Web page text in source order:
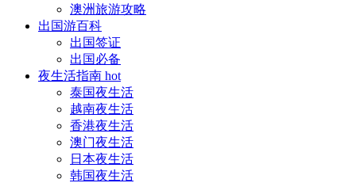
澳洲旅游攻略
出国游百科
出国签证
出国必备
夜生活指南 hot
泰国夜生活
越南夜生活
香港夜生活
澳门夜生活
日本夜生活
韩国夜生活